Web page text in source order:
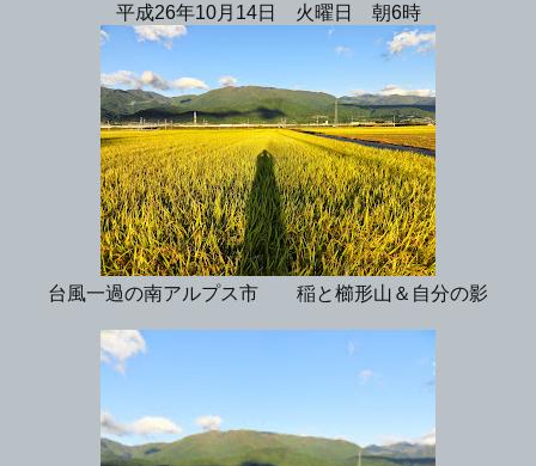
平成26年10月14日 火曜日 朝6時
台風一過の南アルプス市 稲と櫛形山＆自分の影